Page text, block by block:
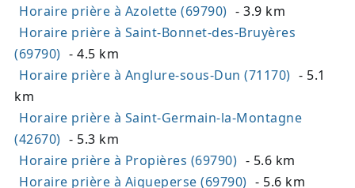
Horaire prière à Azolette (69790) - 3.9 km
Horaire prière à Saint-Bonnet-des-Bruyères
(69790) - 4.5 km
Horaire prière à Anglure-sous-Dun (71170) - 5.1
km
Horaire prière à Saint-Germain-la-Montagne
(42670) - 5.3 km
Horaire prière à Propières (69790) - 5.6 km
Horaire prière à Aigueperse (69790) - 5.6 km